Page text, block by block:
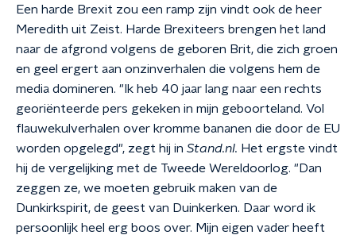
Een harde Brexit zou een ramp zijn vindt ook de heer
Meredith uit Zeist. Harde Brexiteers brengen het land
naar de afgrond volgens de geboren Brit, die zich groen
en geel ergert aan onzinverhalen die volgens hem de
media domineren. "Ik heb 40 jaar lang naar een rechts
georiënteerde pers gekeken in mijn geboorteland. Vol
flauwekulverhalen over kromme bananen die door de EU
worden opgelegd", zegt hij in Stand.nl. Het ergste vindt
hij de vergelijking met de Tweede Wereldoorlog. "Dan
zeggen ze, we moeten gebruik maken van de
Dunkirkspirit, de geest van Duinkerken. Daar word ik
persoonlijk heel erg boos over. Mijn eigen vader heeft